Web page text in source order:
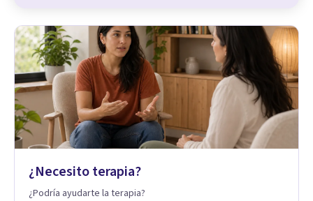
¿Necesito terapia?
¿Podría ayudarte la terapia?